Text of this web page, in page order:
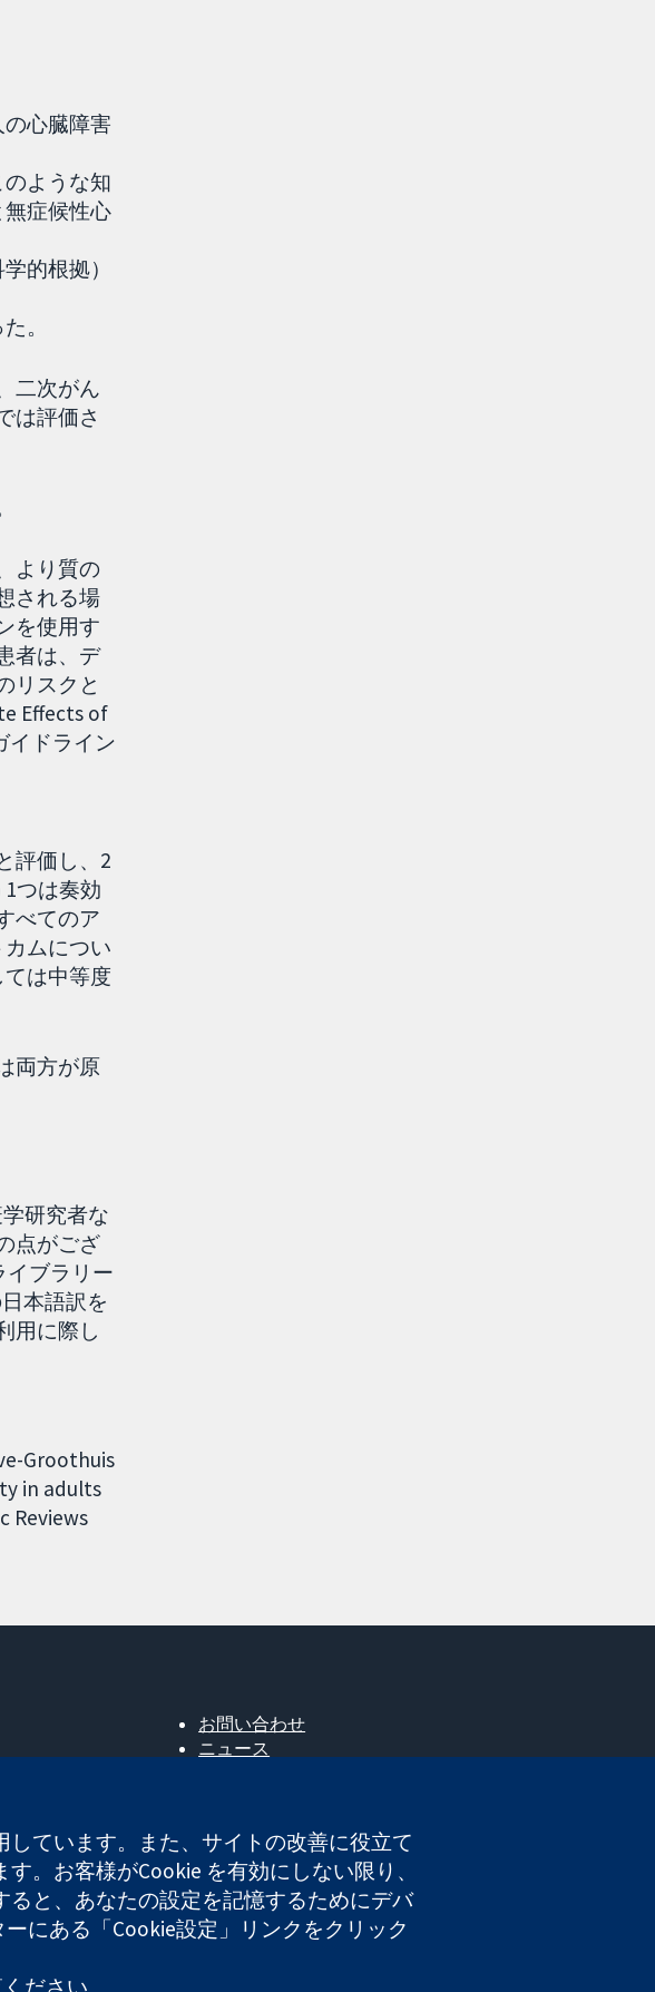
心臓障害
ような知
症候性心
的根拠）
。
二次がん
は評価さ
より質の
される場
を使用す
者は、デ
リスクと
Effects of
イドライン
評価し、2
つは奏効
べてのア
ムについ
は中等度
両方が原
研究者な
点がござ
イブラリー
本語訳を
用に際し
Groothuis
in adults
Reviews
お問い合わせ
ニュース
Cochrane Library
び保証有限責任会社（登録番号 03044323）です。付加価値税登録番号 GB 718
ています。また、サイトの改善に役立て
。お客様がCookie を有効にしない限り、
と、あなたの設定を記憶するためにデバ
にある「Cookie設定」リンクをクリック
ださい。